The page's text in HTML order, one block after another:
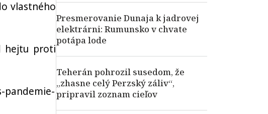
vlastného
hejtu proti
pandemie-
Presmerovanie Dunaja k jadrovej
elektrárni: Rumunsko v chvate
potápa lode
Teherán pohrozil susedom, že
„zhasne celý Perzský záliv“,
pripravil zoznam cieľov